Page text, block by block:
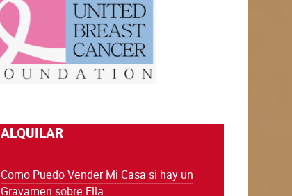
ALQUILAR
Como Puedo Vender Mi Casa si hay un
Gravamen sobre Ella